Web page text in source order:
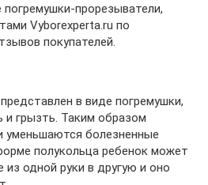
прорезыватели,
Vyborexperta.ru по
покупателей.
в виде погремушки,
грызть. Таким образом
уменьшаются болезненные
полукольца ребенок может
из одной руки в другую и оно